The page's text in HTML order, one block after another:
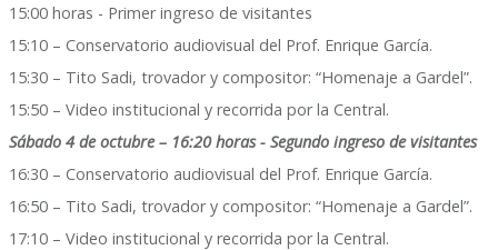
15:00 horas - Primer ingreso de visitantes
15:10 – Conservatorio audiovisual del Prof. Enrique García.
15:30 – Tito Sadi, trovador y compositor: “Homenaje a Gardel”.
15:50 – Video institucional y recorrida por la Central.
Sábado 4 de octubre – 16:20 horas - Segundo ingreso de visitantes
16:30 – Conservatorio audiovisual del Prof. Enrique García.
16:50 – Tito Sadi, trovador y compositor: “Homenaje a Gardel”.
17:10 – Video institucional y recorrida por la Central.